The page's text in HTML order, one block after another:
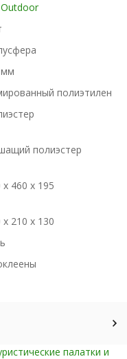
полиэтилен
полиэстер
х 460 х 195
х 210 х 130
палатки и